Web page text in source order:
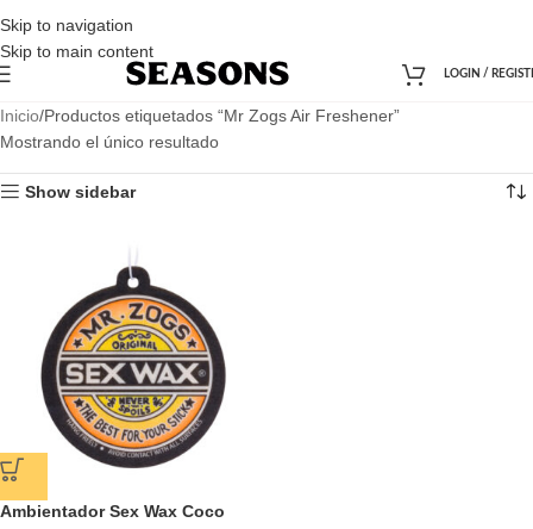
Skip to navigation
Skip to main content
LOGIN /
Inicio Productos etiquetados “Mr Zogs Air Freshener”
Mostrando el único resultado
Show sidebar
Ambientador Sex Wax Coco